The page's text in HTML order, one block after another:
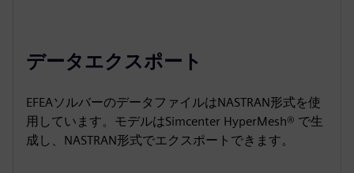
データエクスポート
EFEAソルバーのデータファイルはNASTRAN形式を使
用しています。モデルはSimcenter HyperMesh® で生
成し、NASTRAN形式でエクスポートできます。